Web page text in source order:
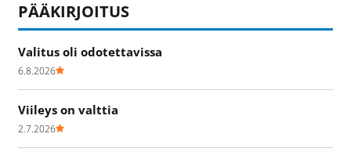
PÄÄKIRJOITUS
Valitus oli odotettavissa
6.8.2026
Viileys on valttia
2.7.2026